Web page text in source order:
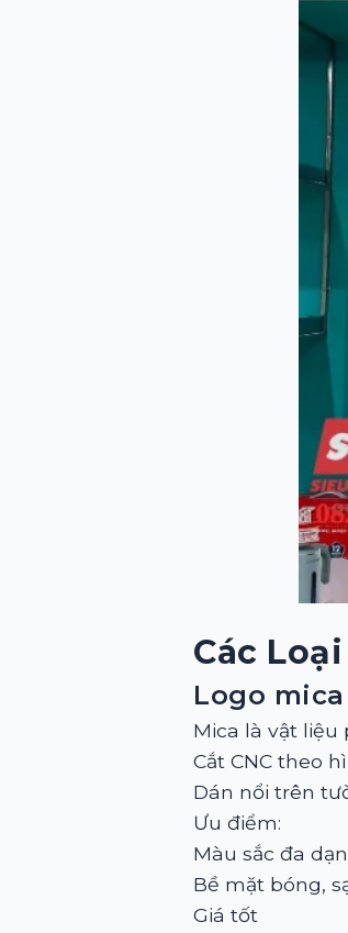
Các
Logo mica
Mica là vật liệu
Cắt CNC theo
Dán nổi trên
Ưu điểm:
Màu sắc đa
Bề mặt bóng,
Giá tốt